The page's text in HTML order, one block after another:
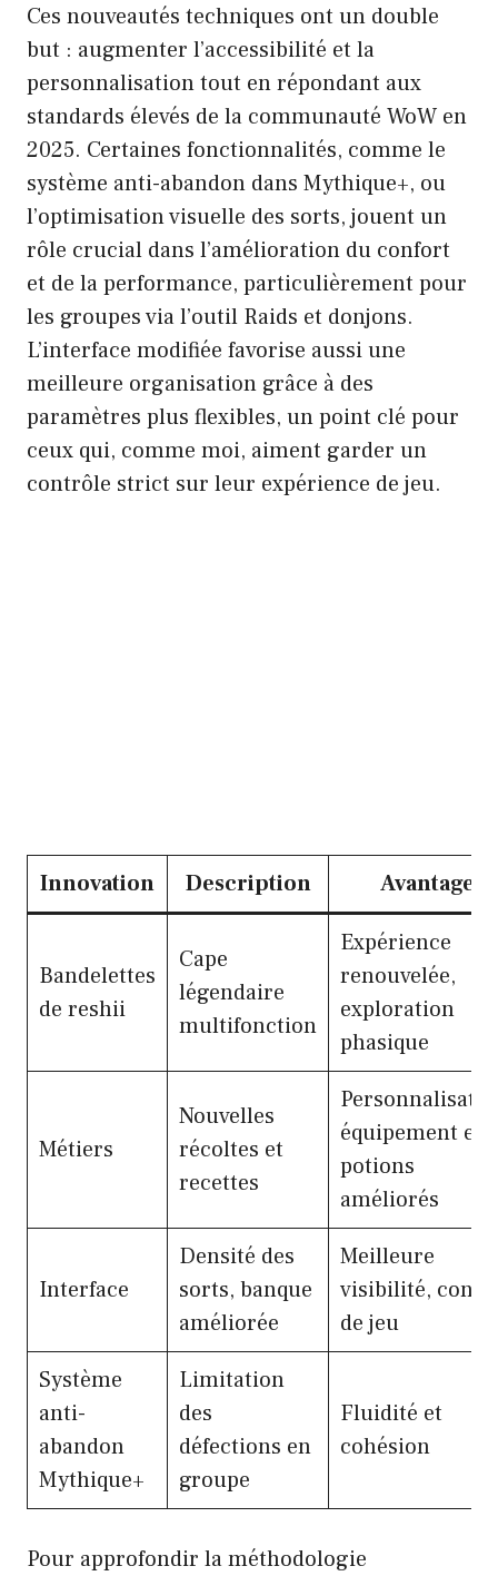
Ces nouveautés techniques ont un double
but : augmenter l’accessibilité et la
personnalisation tout en répondant aux
standards élevés de la communauté WoW en
2025. Certaines fonctionnalités, comme le
système anti-abandon dans Mythique+, ou
l’optimisation visuelle des sorts, jouent un
rôle crucial dans l’amélioration du confort
et de la performance, particulièrement pour
les groupes via l’outil Raids et donjons.
L’interface modifiée favorise aussi une
meilleure organisation grâce à des
paramètres plus flexibles, un point clé pour
ceux qui, comme moi, aiment garder un
contrôle strict sur leur expérience de jeu.
Innovation Description Avantage
Bandelettes
de reshii
Cape
légendaire
multifonction
Expérience
renouvelée,
exploration
phasique
Métiers
Nouvelles
récoltes et
recettes
équipement et
potions
améliorés
Interface
Densité des
sorts, banque
améliorée
Meilleure
visibilité,
de jeu
Système
anti-
abandon
Mythique+
Limitation
des
défections en
groupe
Fluidité et
cohésion
Pour approfondir la méthodologie